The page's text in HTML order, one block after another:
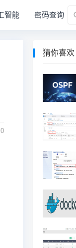
智能 密码查询
猜你喜欢